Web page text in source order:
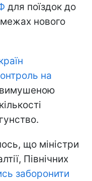
для поїздок до
межах нового
на
вимушеною
що міністри
Північних
заборонити